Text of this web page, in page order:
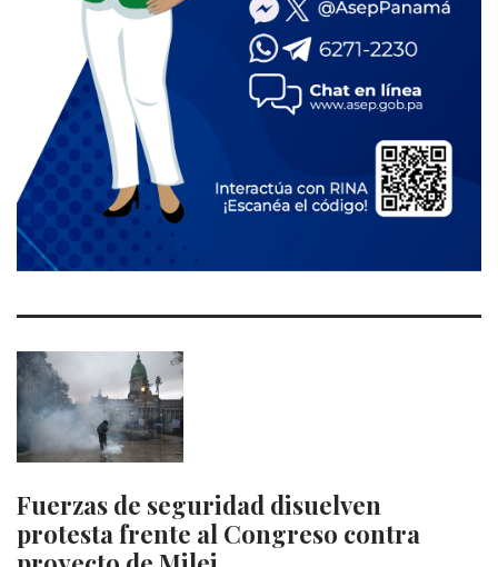
Fuerzas de seguridad disuelven
protesta frente al Congreso contra